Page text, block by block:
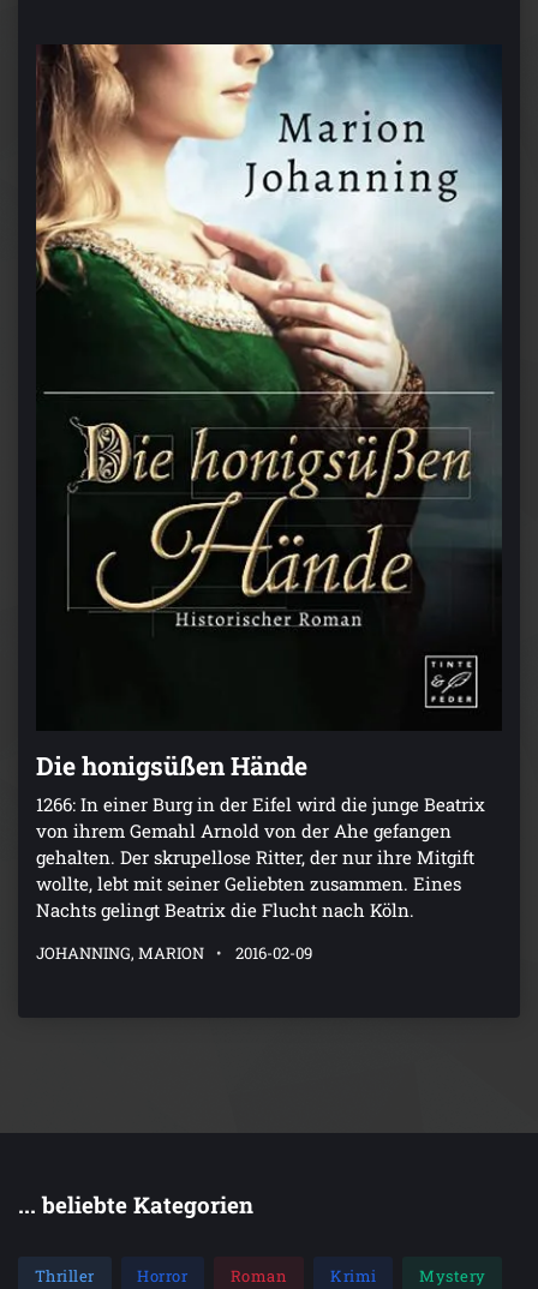
Die honigsüßen Hände
1266: In einer Burg in der Eifel wird die junge Beatrix
von ihrem Gemahl Arnold von der Ahe gefangen
gehalten. Der skrupellose Ritter, der nur ihre Mitgift
wollte, lebt mit seiner Geliebten zusammen. Eines
Nachts gelingt Beatrix die Flucht nach Köln.
JOHANNING, MARION 2016-02-09
... beliebte Kategorien
Thriller Horror Roman Krimi Mystery